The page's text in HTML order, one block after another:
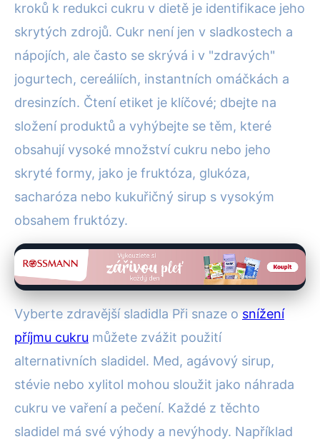
kroků k redukci cukru v dietě je identifikace jeho
skrytých zdrojů. Cukr není jen v sladkostech a
nápojích, ale často se skrývá i v "zdravých"
jogurtech, cereáliích, instantních omáčkách a
dresinzích. Čtení etiket je klíčové; dbejte na
složení produktů a vyhýbejte se těm, které
obsahují vysoké množství cukru nebo jeho
skryté formy, jako je fruktóza, glukóza,
sacharóza nebo kukuřičný sirup s vysokým
obsahem fruktózy.
Vyberte zdravější sladidla Při snaze o snížení
příjmu cukru můžete zvážit použití
alternativních sladidel. Med, agávový sirup,
stévie nebo xylitol mohou sloužit jako náhrada
cukru ve vaření a pečení. Každé z těchto
sladidel má své výhody a nevýhody. Například